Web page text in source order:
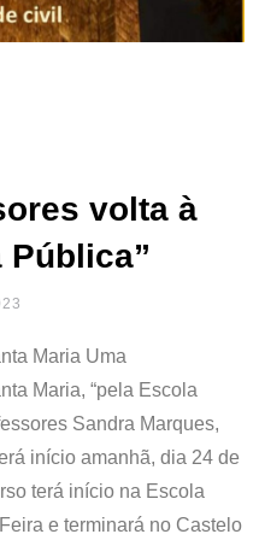
volta à
Pública”
Maria Uma
Maria, “pela Escola
Sandra Marques,
início amanhã, dia 24 de
terá início na Escola
e terminará no Castelo